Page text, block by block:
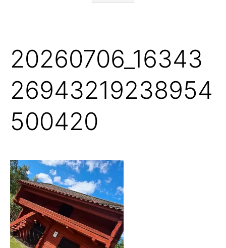
20260706_16343
26943219238954
500420